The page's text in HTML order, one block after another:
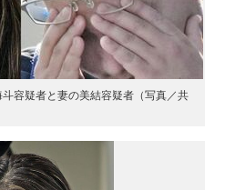
容疑者と妻の美結容疑者（写真／共